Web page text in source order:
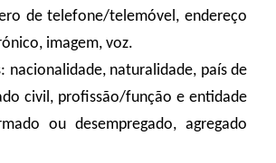
de telefone/telemóvel, endereço
imagem, voz.
nacionalidade, naturalidade, país de
civil, profissão/função e entidade
ou desempregado, agregado